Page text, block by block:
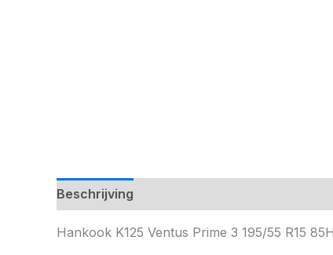
Beschrijving
Hankook K125 Ventus Prime 3 195/55 R15